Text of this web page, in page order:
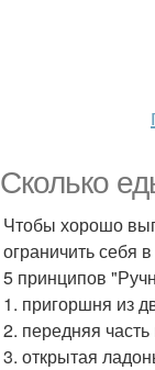
Сколько
Чтобы хорошо
ограничить себя
5 принципов
1. пригоршня из
2. передняя
3. открытая